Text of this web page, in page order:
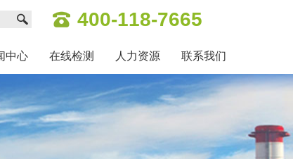
400-118-7665
中心 在线检测 人力资源 联系我们